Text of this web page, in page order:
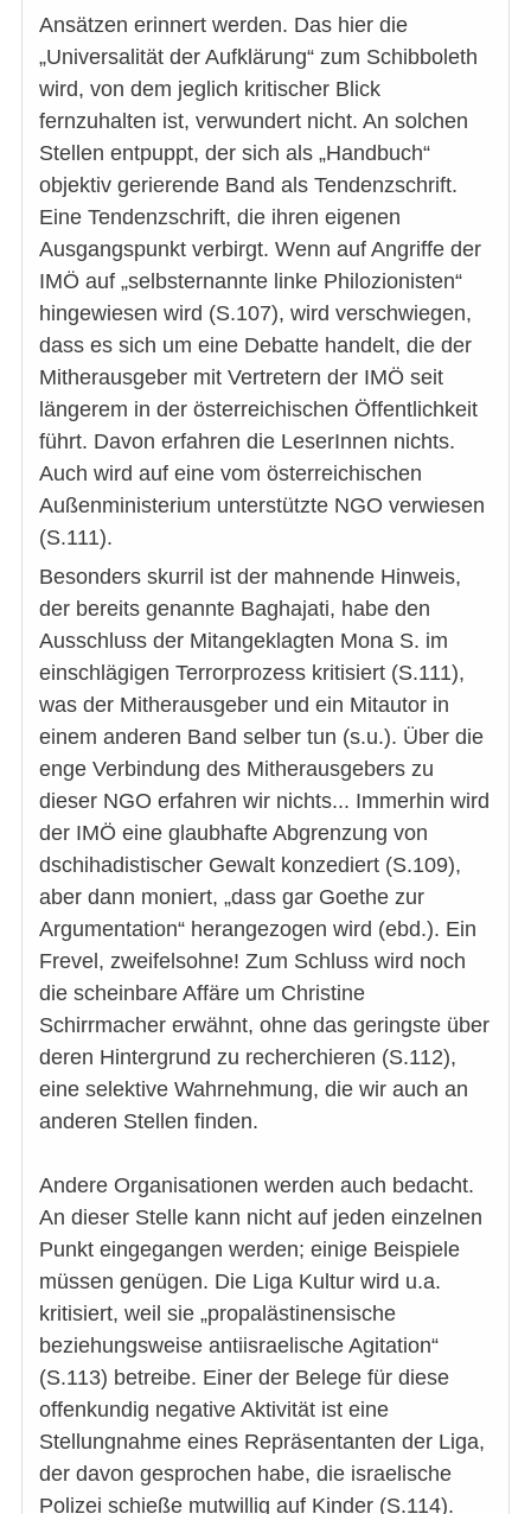
Ansätzen erinnert werden. Das hier die
„Universalität der Aufklärung“ zum Schibboleth
wird, von dem jeglich kritischer Blick
fernzuhalten ist, verwundert nicht. An solchen
Stellen entpuppt, der sich als „Handbuch“
objektiv gerierende Band als Tendenzschrift.
Eine Tendenzschrift, die ihren eigenen
Ausgangspunkt verbirgt. Wenn auf Angriffe der
IMÖ auf „selbsternannte linke Philozionisten“
hingewiesen wird (S.107), wird verschwiegen,
dass es sich um eine Debatte handelt, die der
Mitherausgeber mit Vertretern der IMÖ seit
längerem in der österreichischen Öffentlichkeit
führt. Davon erfahren die LeserInnen nichts.
Auch wird auf eine vom österreichischen
Außenministerium unterstützte NGO verwiesen
(S.111).
Besonders skurril ist der mahnende Hinweis,
der bereits genannte Baghajati, habe den
Ausschluss der Mitangeklagten Mona S. im
einschlägigen Terrorprozess kritisiert (S.111),
was der Mitherausgeber und ein Mitautor in
einem anderen Band selber tun (s.u.). Über die
enge Verbindung des Mitherausgebers zu
dieser NGO erfahren wir nichts... Immerhin wird
der IMÖ eine glaubhafte Abgrenzung von
dschihadistischer Gewalt konzediert (S.109),
aber dann moniert, „dass gar Goethe zur
Argumentation“ herangezogen wird (ebd.). Ein
Frevel, zweifelsohne! Zum Schluss wird noch
die scheinbare Affäre um Christine
Schirrmacher erwähnt, ohne das geringste über
deren Hintergrund zu recherchieren (S.112),
eine selektive Wahrnehmung, die wir auch an
anderen Stellen finden.
Andere Organisationen werden auch bedacht.
An dieser Stelle kann nicht auf jeden einzelnen
Punkt eingegangen werden; einige Beispiele
müssen genügen. Die Liga Kultur wird u.a.
kritisiert, weil sie „propalästinensische
beziehungsweise antiisraelische Agitation“
(S.113) betreibe. Einer der Belege für diese
offenkundig negative Aktivität ist eine
Stellungnahme eines Repräsentanten der Liga,
der davon gesprochen habe, die israelische
Polizei schieße mutwillig auf Kinder (S.114).